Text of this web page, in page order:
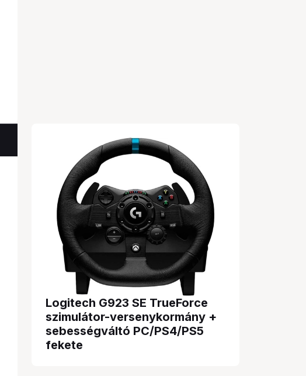
Logitech G923 SE TrueForce
szimulátor-versenykormány +
sebességváltó PC/PS4/PS5
fekete